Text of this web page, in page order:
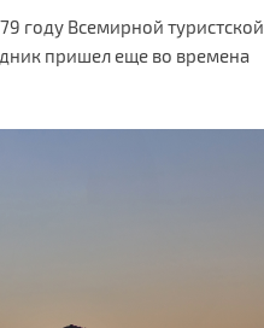
году Всемирной туристской
пришел еще во времена